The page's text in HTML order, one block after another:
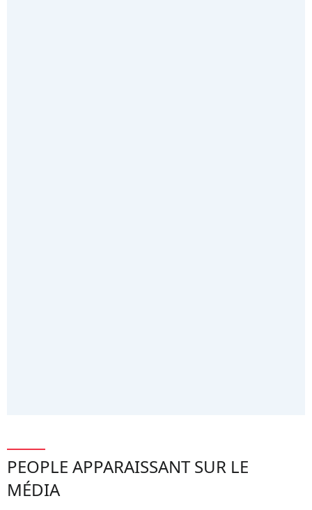
PEOPLE APPARAISSANT SUR LE
MÉDIA